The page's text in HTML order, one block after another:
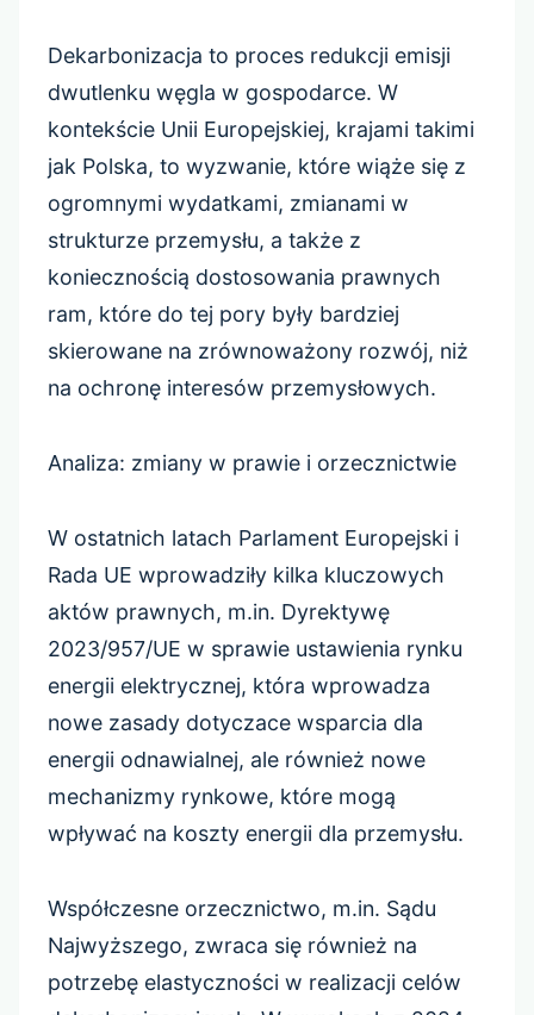
Dekarbonizacja to proces redukcji emisji
dwutlenku węgla w gospodarce. W
kontekście Unii Europejskiej, krajami takimi
jak Polska, to wyzwanie, które wiąże się z
ogromnymi wydatkami, zmianami w
strukturze przemysłu, a także z
koniecznością dostosowania prawnych
ram, które do tej pory były bardziej
skierowane na zrównoważony rozwój, niż
na ochronę interesów przemysłowych.
Analiza: zmiany w prawie i orzecznictwie
W ostatnich latach Parlament Europejski i
Rada UE wprowadziły kilka kluczowych
aktów prawnych, m.in. Dyrektywę
2023/957/UE w sprawie ustawienia rynku
energii elektrycznej, która wprowadza
nowe zasady dotyczace wsparcia dla
energii odnawialnej, ale również nowe
mechanizmy rynkowe, które mogą
wpływać na koszty energii dla przemysłu.
Współczesne orzecznictwo, m.in. Sądu
Najwyższego, zwraca się również na
potrzebę elastyczności w realizacji celów